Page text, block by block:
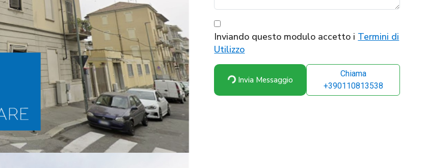
Inviando questo modulo accetto i Termini di
Utilizzo
Invia Messaggio
Chiama
+390110813538